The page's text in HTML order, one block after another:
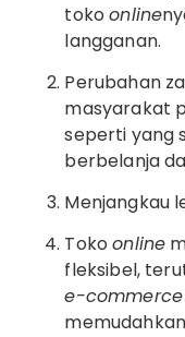
tokoonline
langganan.
Perubahan
masyarakat
seperti yang
berbelanja
Menjangkau
Tokoonline
fleksibel,
e-